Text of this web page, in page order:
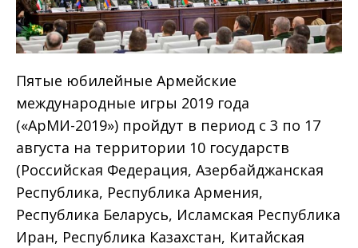
Пятые юбилейные Армейские
международные игры 2019 года
(«АрМИ-2019») пройдут в период с 3 по 17
августа на территории 10 государств
(Российская Федерация, Азербайджанская
Республика, Республика Армения,
Республика Беларусь, Исламская Республика
Иран, Республика Казахстан, Китайская